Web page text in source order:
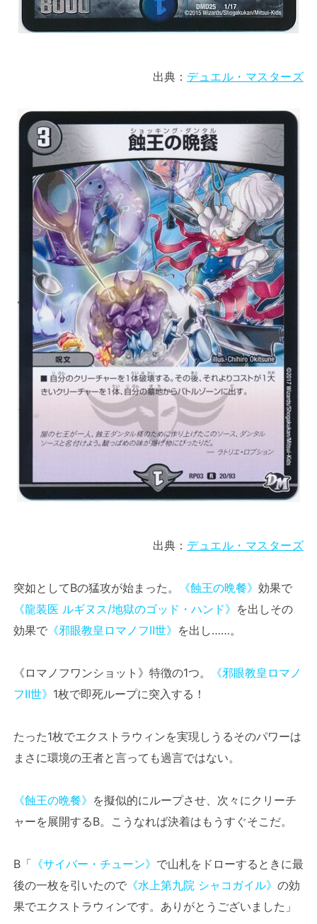
出典： デュエル・マスターズ
出典： デュエル・マスターズ
突如としてBの猛攻が始まった。 《蝕王の晩餐》 効果で
《龍装医 ルギヌス/地獄のゴッド・ハンド》 を出しその
効果で 《邪眼教皇ロマノフⅡ世》 を出し……。
《ロマノフワンショット》特徴の1つ。
《邪眼教皇ロマノ
フⅡ世》 1枚で即死ループに突入する！
たった1枚でエクストラウィンを実現しうるそのパワーは
まさに環境の王者と言っても過言ではない。
《蝕王の晩餐》 を擬似的にループさせ、次々にクリーチ
ャーを展開するB。こうなれば決着はもうすぐそこだ。
B「 《サイバー・チューン》 で山札をドローするときに最
後の一枚を引いたので 《水上第九院 シャコガイル》 の効
果でエクストラウィンです。ありがとうございました」